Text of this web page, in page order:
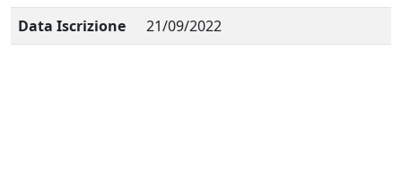
Data Iscrizione
21/09/2022